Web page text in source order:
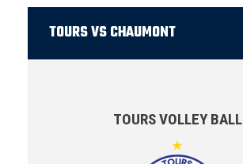
TOURS VS CHAUMONT
TOURS VOLLEY BALL